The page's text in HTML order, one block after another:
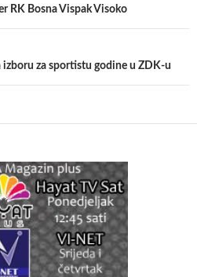
RK Bosna Vispak Visoko
za sportistu godine u ZDK-u